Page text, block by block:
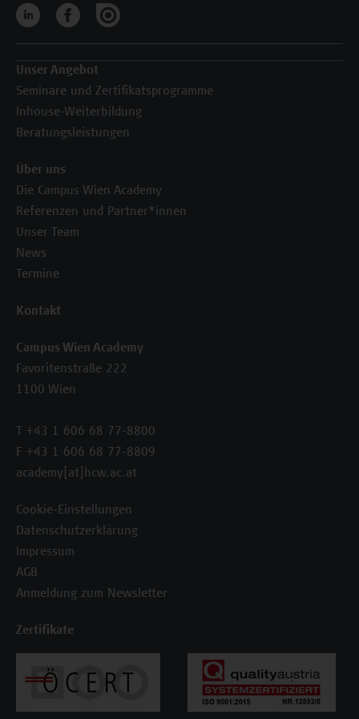
Unser Angebot
Seminare und Zertifikatsprogramme
Inhouse-Weiterbildung
Beratungsleistungen
Über uns
Die Campus Wien Academy
Referenzen und Partner*innen
Unser Team
News
Termine
Kontakt
Campus Wien Academy
Favoritenstraße 222
1100 Wien
T +43 1 606 68 77-8800
F +43 1 606 68 77-8809
academy[at]hcw.ac.at
Cookie-Einstellungen
Datenschutzerklärung
Impressum
AGB
Anmeldung zum Newsletter
Zertifikate